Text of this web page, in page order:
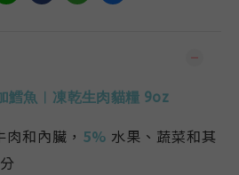
鱈魚︱凍乾生肉貓糧 9oz
和內臟， 5% 水果、蔬菜和其